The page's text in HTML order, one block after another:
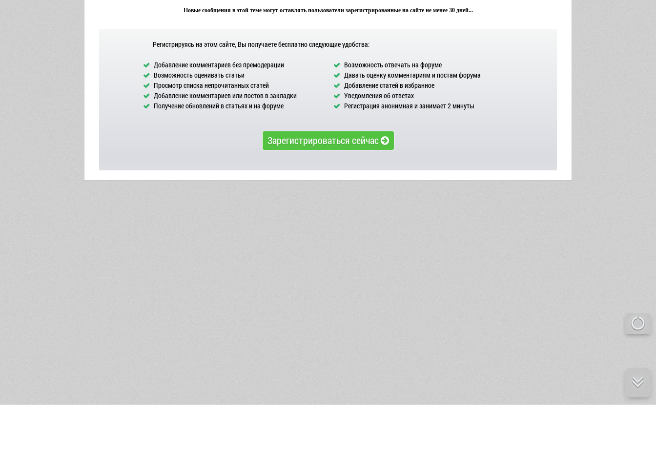
Новые сообщения в этой теме могут оставлять пользователи зарегистрированные на сайте не менее 30 дней...
Регистрируясь на этом сайте, Вы получаете бесплатно следующие удобства:
Добавление комментариев без премодерации
Возможность отвечать на форуме
Возможность оценивать статьи
Давать оценку комментариям и постам форума
Просмотр списка непрочитанных статей
Добавление статей в избранное
Добавление комментариев или постов в закладки
Уведомления об ответах
Получение обновлений в статьях и на форуме
Регистрация анонимная и занимает 2 минуты
Зарегистрироваться сейчас